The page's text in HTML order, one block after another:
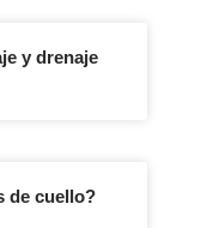
y drenaje
de cuello?